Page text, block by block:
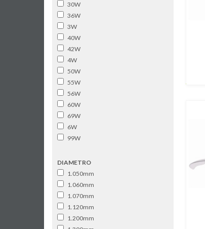
30W
36W
3W
40W
42W
4W
50W
55W
56W
60W
69W
6W
99W
DIAMETRO
1.050mm
1.060mm
1.070mm
1.120mm
1.200mm